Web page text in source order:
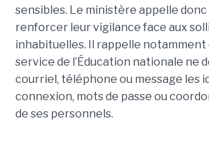
sensibles. Le ministère appelle donc
renforcer leur vigilance face aux
inhabituelles. Il rappelle notamment
service de l’Éducation nationale ne
courriel, téléphone ou message les
connexion, mots de passe ou
de ses personnels.